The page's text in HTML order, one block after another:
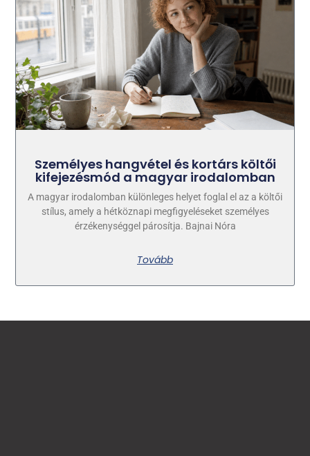
Személyes hangvétel és kortárs költői
kifejezésmód a magyar irodalomban
A magyar irodalomban különleges helyet foglal el az a költői
stílus, amely a hétköznapi megfigyeléseket személyes
érzékenységgel párosítja. Bajnai Nóra
Tovább